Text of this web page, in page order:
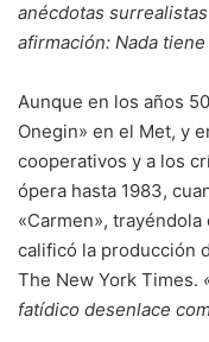
anécdotas
afirmación: Nada
Aunque en los años
Onegin» en el Met, y
cooperativos y a los
ópera hasta 1983,
«Carmen», trayéndola
calificó la producción
The New York Times.
fatídico desenlace